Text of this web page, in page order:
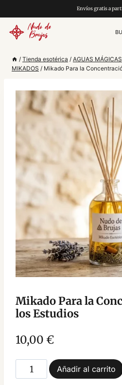
al
contenido
Envíos gratis a
/ Tienda esotérica / AGUAS
MIKADOS / Mikado Para la
Mikado Para la
los Estudios
10,00 €
Mikado
Para
Añadir al carrito